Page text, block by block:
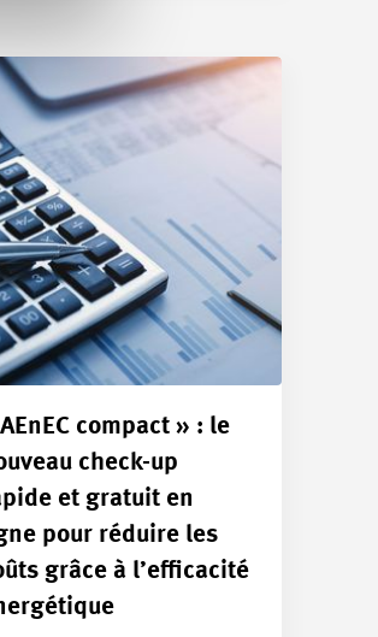
compact » : le
check-up
et gratuit en
pour réduire les
grâce à l’efficacité